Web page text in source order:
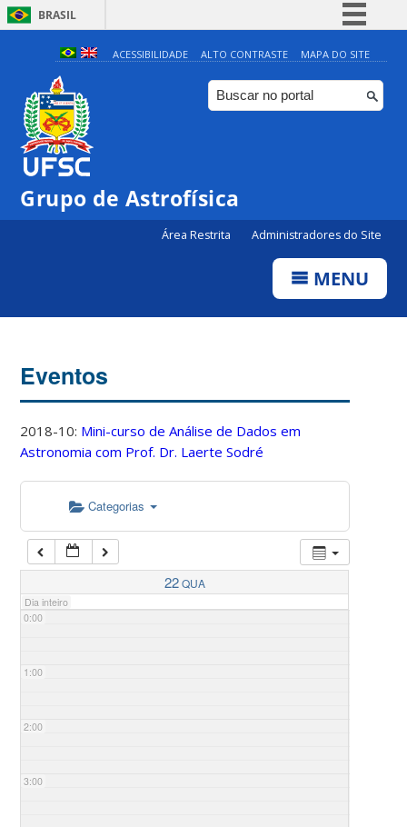
BRASIL
Simplifique!
Comunica BR
Participe
ACESSIBILIDADE ALTO CONTRASTE MAPA DO SITE
Grupo de Astrofísica
Área Restrita Administradores do Site
MENU
Eventos
2018-10: Mini-curso de Análise de Dados em
Astronomia com Prof. Dr. Laerte Sodré
Categorias
22QUA
Dia inteiro
0:00
1:00
2:00
3:00